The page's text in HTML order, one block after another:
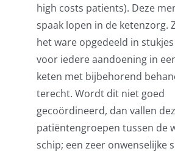
high costs patients). Deze
spaak lopen in de ketenzorg.
het ware opgedeeld in
voor iedere aandoening in
keten met bijbehorend
terecht. Wordt dit niet goed
gecoördineerd, dan vallen
patiëntengroepen tussen de
schip; een zeer onwenselijke